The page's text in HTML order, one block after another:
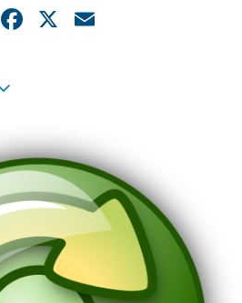
LinkedIn
Facebook
X